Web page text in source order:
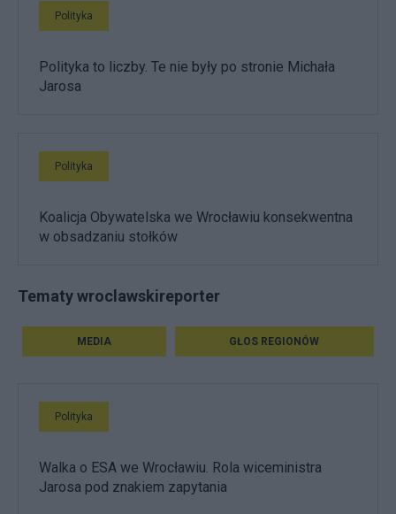
Polityka
Polityka to liczby. Te nie były po stronie Michała
Jarosa
Polityka
Koalicja Obywatelska we Wrocławiu konsekwentna
w obsadzaniu stołków
Tematy wroclawskireporter
MEDIA GŁOS REGIONÓW
Polityka
Walka o ESA we Wrocławiu. Rola wiceministra
Jarosa pod znakiem zapytania